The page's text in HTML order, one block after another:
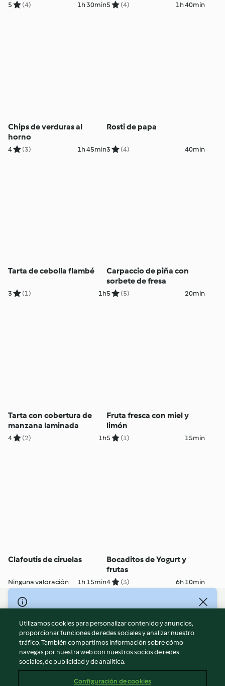
5 (4) 1h 30min5 (4) 1h 40min
Chips de verduras al
horno
4 (3) 1h 45min
Rosti de papa
3 (4) 40min
Tarta de cebolla flambé
3 (1) 1h
Carpaccio de piña con
sorbete de fresa
5 (5) 20min
Tarta con cobertura de
manzana laminada
4 (2) 1h
Fruta fresca con miel y
limón
5 (1) 15min
Clafoutis de ciruelas
Ninguna valoración 1h 15min
Bocaditos de Yogurt y
frutas
4 (3) 6h 10min
© Copyright 2026
Términos de uso
Política de privacidad
Aviso legal
Información legal
Utilizamos cookies para personalizar contenido y anuncios,
proporcionar funciones de redes sociales y analizar nuestro
tráfico. También compartimos información sobre cómo
navegas por nuestra web con nuestros socios de redes
sociales, de publicidad y de analítica.
Configuración de cookies